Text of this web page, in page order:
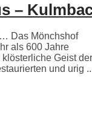
–
Das Mönchshof
als 600 Jahre
Geist der
und urig